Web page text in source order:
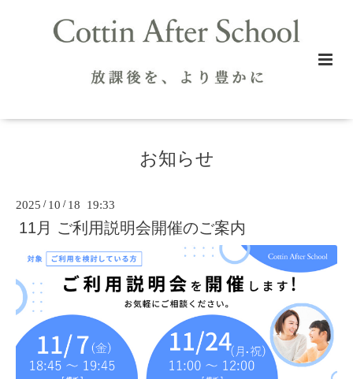
お知らせ
2025 / 10 / 18 19:33
11月 ご利用説明会開催のご案内